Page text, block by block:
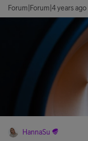
Forum|Forum|4 years ago
HannaSu